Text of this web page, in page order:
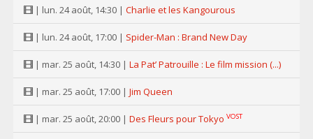
| lun. 24 août, 14:30 | Charlie et les Kangourous
| lun. 24 août, 17:00 | Spider-Man : Brand New Day
| mar. 25 août, 14:30 | La Pat’ Patrouille : Le film mission (...)
| mar. 25 août, 17:00 | Jim Queen
| mar. 25 août, 20:00 | Des Fleurs pour Tokyo VOST